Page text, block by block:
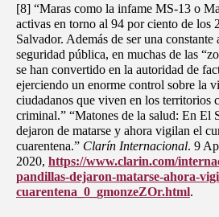
[8] “Maras como la infame MS-13 o
activas en torno al 94 por ciento de los
Salvador. Además de ser una constante
seguridad pública, en muchas de las
se han convertido en la autoridad de
ejerciendo un enorme control sobre la
ciudadanos que viven en los territorios
criminal.” “Matones de la salud: En El
dejaron de matarse y ahora vigilan el
cuarentena.” Clarín Internacional. 9
2020, https://www.clarin.com/
pandillas-dejaron-matarse-ahora-
cuarentena_0_gmonzeZOr.html.